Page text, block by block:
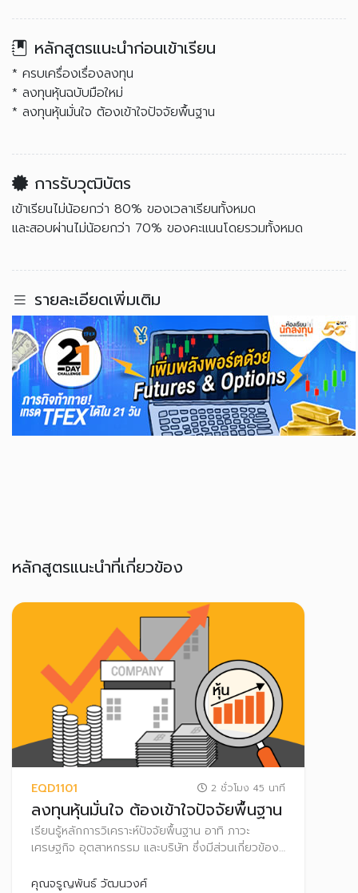
หลักสูตรแนะนำก่อนเข้าเรียน
* ครบเครื่องเรื่องลงทุน
* ลงทุนหุ้นฉบับมือใหม่
* ลงทุนหุ้นมั่นใจ ต้องเข้าใจปัจจัยพื้นฐาน
การรับวุฒิบัตร
เข้าเรียนไม่น้อยกว่า 80% ของเวลาเรียนทั้งหมด
และสอบผ่านไม่น้อยกว่า 70% ของคะแนนโดยรวมทั้งหมด
รายละเอียดเพิ่มเติม
หลักสูตรแนะนำที่เกี่ยวข้อง
EQD1101 2 ชั่วโมง 45 นาที
ลงทุนหุ้นมั่นใจ ต้องเข้าใจปัจจัยพื้นฐาน
เรียนรู้หลักการวิเคราะห์ปัจจัยพื้นฐาน อาทิ ภาวะ
เศรษฐกิจ อุตสาหกรรม และบริษัท ซึ่งมีส่วนเกี่ยวข้อง
และมูลค่าหุ้น เพื่อนำไปประกอบการตัดสินใจลงทุน
คุณจรูญพันธ์ วัฒนวงศ์